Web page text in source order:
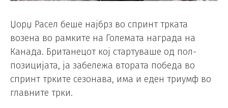
Џорџ Расел беше најбрз во спринт трката
возена во рамките на Големата награда на
Канада. Британецот кој стартуваше од пол-
позицијата, ја забележа втората победа во
спринт трките сезонава, има и еден триумф во
главните трки.